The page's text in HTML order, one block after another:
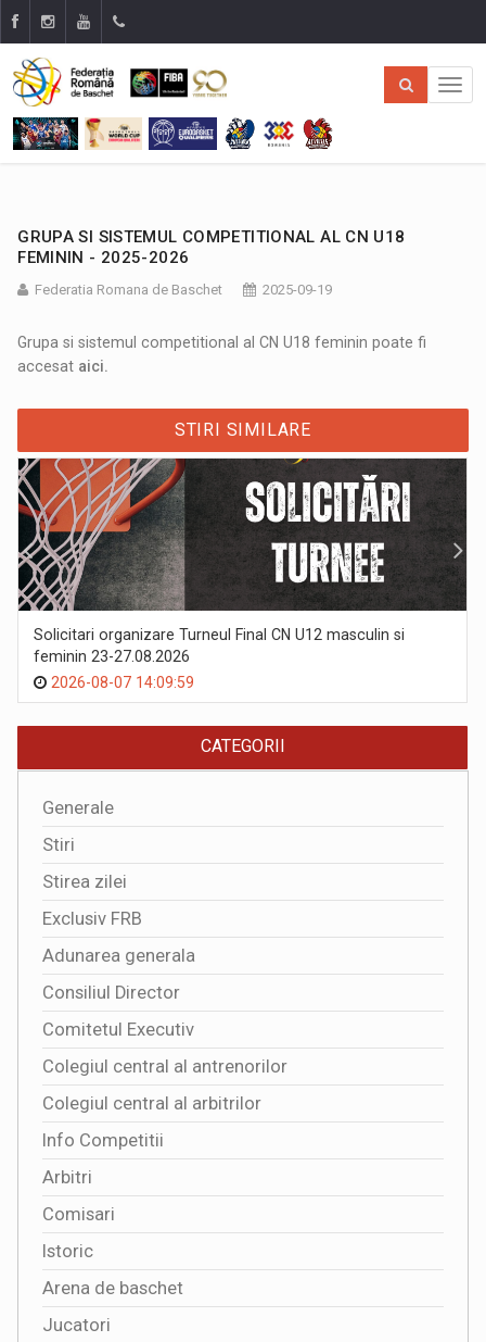
GRUPA SI SISTEMUL COMPETITIONAL AL CN U18
FEMININ - 2025-2026
Federatia Romana de Baschet 2025-09-19
Grupa si sistemul competitional al CN U18 feminin poate fi
accesat aici.
STIRI SIMILARE
Solicitari organizare Turneul Final CN U12 masculin si
feminin 23-27.08.2026
2026-08-07 14:09:59
CATEGORII
Generale
Stiri
Stirea zilei
Exclusiv FRB
Adunarea generala
Consiliul Director
Comitetul Executiv
Colegiul central al antrenorilor
Colegiul central al arbitrilor
Info Competitii
Arbitri
Comisari
Istoric
Arena de baschet
Jucatori